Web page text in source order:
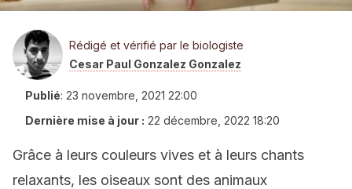
Rédigé et vérifié par le biologiste
Cesar Paul Gonzalez Gonzalez
Publié: 23 novembre, 2021 22:00
Dernière mise à jour : 22 décembre, 2022 18:20
Grâce à leurs couleurs vives et à leurs chants
relaxants, les oiseaux sont des animaux